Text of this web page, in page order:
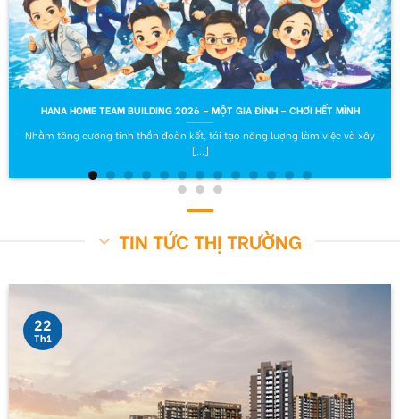
HANA HOME TEAM BUILDING 2026 – MỘT GIA ĐÌNH – CHƠI HẾT MÌNH
Nhằm tăng cường tinh thần đoàn kết, tái tạo năng lượng làm việc và xây
[...]
TIN TỨC THỊ TRƯỜNG
22
Th1